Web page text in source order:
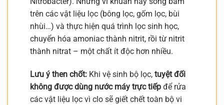
trên các vật liệu lọc (bông lọc, gốm lọc, bùi
nhùi…) và thực hiện quá trình lọc sinh học,
chuyển hóa amoniac thành nitrit, rồi từ nitrit
thành nitrat – một chất ít độc hơn nhiều.
Lưu ý then chốt: Khi vệ sinh bộ lọc, tuyệt đối
không được dùng nước máy trực tiếp để rửa
các vật liệu lọc vì clo sẽ giết chết toàn bộ vi